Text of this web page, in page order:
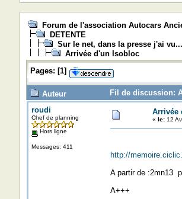
Forum de l'association Autocars
DETENTE
Sur le net, dans la presse j'ai vu...
Arrivée d'un Isobloc
Pages: [1]
Auteur
Fil de discussion:
roudi
Chef de planning
Hors ligne
Messages: 411
Arrivée
« le:12
http://
A partir de :2mn13
A+++